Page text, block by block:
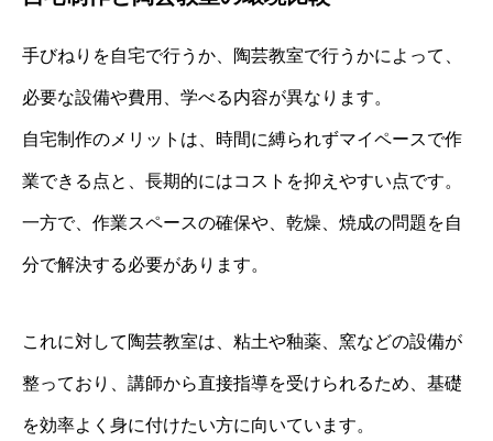
手びねりを自宅で行うか、陶芸教室で行うかによって、
必要な設備や費用、学べる内容が異なります。
自宅制作のメリットは、時間に縛られずマイペースで作
業できる点と、長期的にはコストを抑えやすい点です。
一方で、作業スペースの確保や、乾燥、焼成の問題を自
分で解決する必要があります。
これに対して陶芸教室は、粘土や釉薬、窯などの設備が
整っており、講師から直接指導を受けられるため、基礎
を効率よく身に付けたい方に向いています。